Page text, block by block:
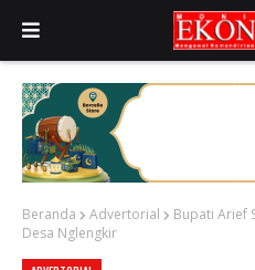
Beranda Advertorial
Bupati Arief
Desa Nglengkir